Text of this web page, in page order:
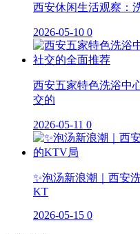
西安休闲生活观察：
2026-05-10 0
西安五家特色洗浴中
交的
2026-05-11 0
✨泡汤新浪潮｜西安
KT
2026-05-15 0